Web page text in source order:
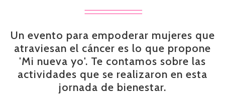
Un evento para empoderar mujeres que
atraviesan el cáncer es lo que propone
'Mi nueva yo'. Te contamos sobre las
actividades que se realizaron en esta
jornada de bienestar.